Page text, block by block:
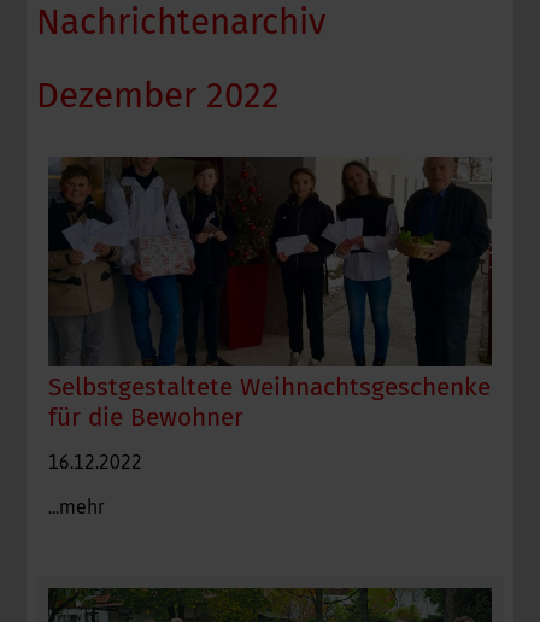
Nachrichtenarchiv
Dezember 2022
Selbstgestaltete Weihnachtsgeschenke
für die Bewohner
16.12.2022
...mehr